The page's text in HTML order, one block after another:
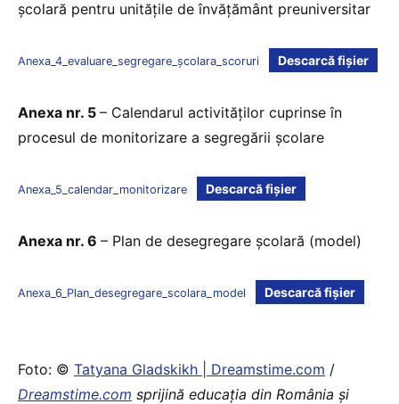
școlară pentru unitățile de învățământ preuniversitar
Anexa_4_evaluare_segregare_școlara_scoruri Descarcă fișier
Anexa nr. 5 – Calendarul activităților cuprinse în
procesul de monitorizare a segregării școlare
Anexa_5_calendar_monitorizare Descarcă fișier
Anexa nr. 6 – Plan de desegregare școlară (model)
Anexa_6_Plan_desegregare_scolara_model Descarcă fișier
Foto: © Tatyana Gladskikh | Dreamstime.com /
Dreamstime.com sprijină educaţia din România şi